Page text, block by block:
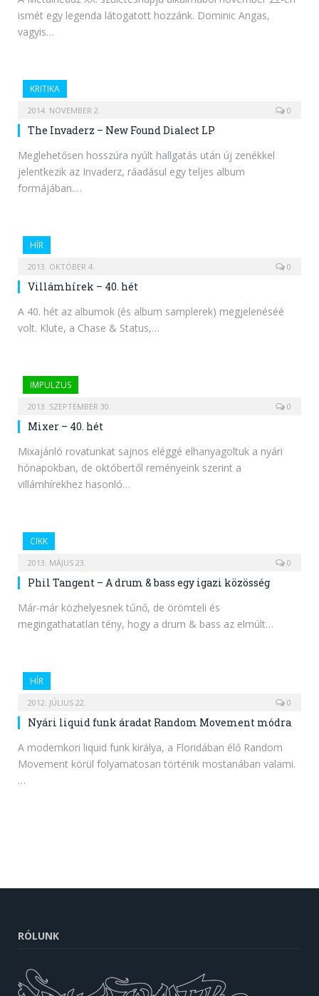
ismét egy legenda látogatott hozzánk. Dominic Angas,
vagyis…
KRITIKA
2014. NOVEMBER 2. 0
The Invaderz – New Found Dialect LP
Meglehetősen hosszúra nyúlt hallgatás után új zenékkel
jelentkezik az Invaderz, ráadásul egy teljes album
formájában.…
HÍR
2013. OKTÓBER 4. 0
Villámhírek – 40. hét
A 40. hét az albumok (és album samplerek) megjelenéséé
volt. Klute, a Chase & Status,…
IMPULZUS
2013. SZEPTEMBER 30. 0
Mixer – 40. hét
Mixajánló rovatunkat sajnos eléggé elhanyagoltuk a nyári
hónapokban, de októbertől reményeink szerint a
villámhírekhez hasonló…
CIKK
2013. MÁJUS 23. 0
Phil Tangent – A drum & bass egy igazi közösség
Már-már közhelyesnek tűnő, de örömteli és
megingathatatlan tény, hogy a drum & bass az elmúlt…
HÍR
2012. JÚLIUS 22. 0
Nyári liquid funk áradat Random Movement módra
A modernkori liquid funk királya, a Floridában élő Random
Movement körül folyamatosan történik mostanában valami.
…
RÓLUNK